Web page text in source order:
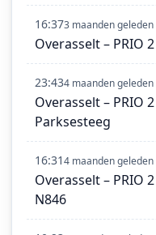
16:373 maanden geleden
Overasselt – PRIO
23:434 maanden geleden
Overasselt – PRIO
Parksesteeg
16:314 maanden geleden
Overasselt – PRIO
N846